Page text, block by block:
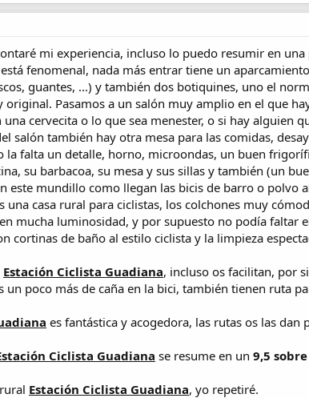
mi experiencia, incluso lo puedo resumir en una
fenomenal, nada más entrar tiene un
guantes, ...) y también dos botiquines, uno el
Pasamos a un salón muy amplio en el que
cervecita o lo que sea menester, o si hay alguien
también hay otra mesa para las comidas,
falta un detalle, horno, microondas, un buen
su barbacoa, su mesa y sus sillas y también (un
este mundillo como llegan las bicis de barro o polvo
casa rural para ciclistas, los colchones muy
mucha luminosidad, y por supuesto no podía faltar
cortinas de baño al estilo ciclista y la limpieza
Estación Ciclista Guadiana, incluso os facilitan, por
poco más de caña en la bici, también tienen ruta
es fantástica y acogedora, las rutas os las dan
Ciclista Guadiana se resume en un 9,5
Estación Ciclista Guadiana, yo repetiré.